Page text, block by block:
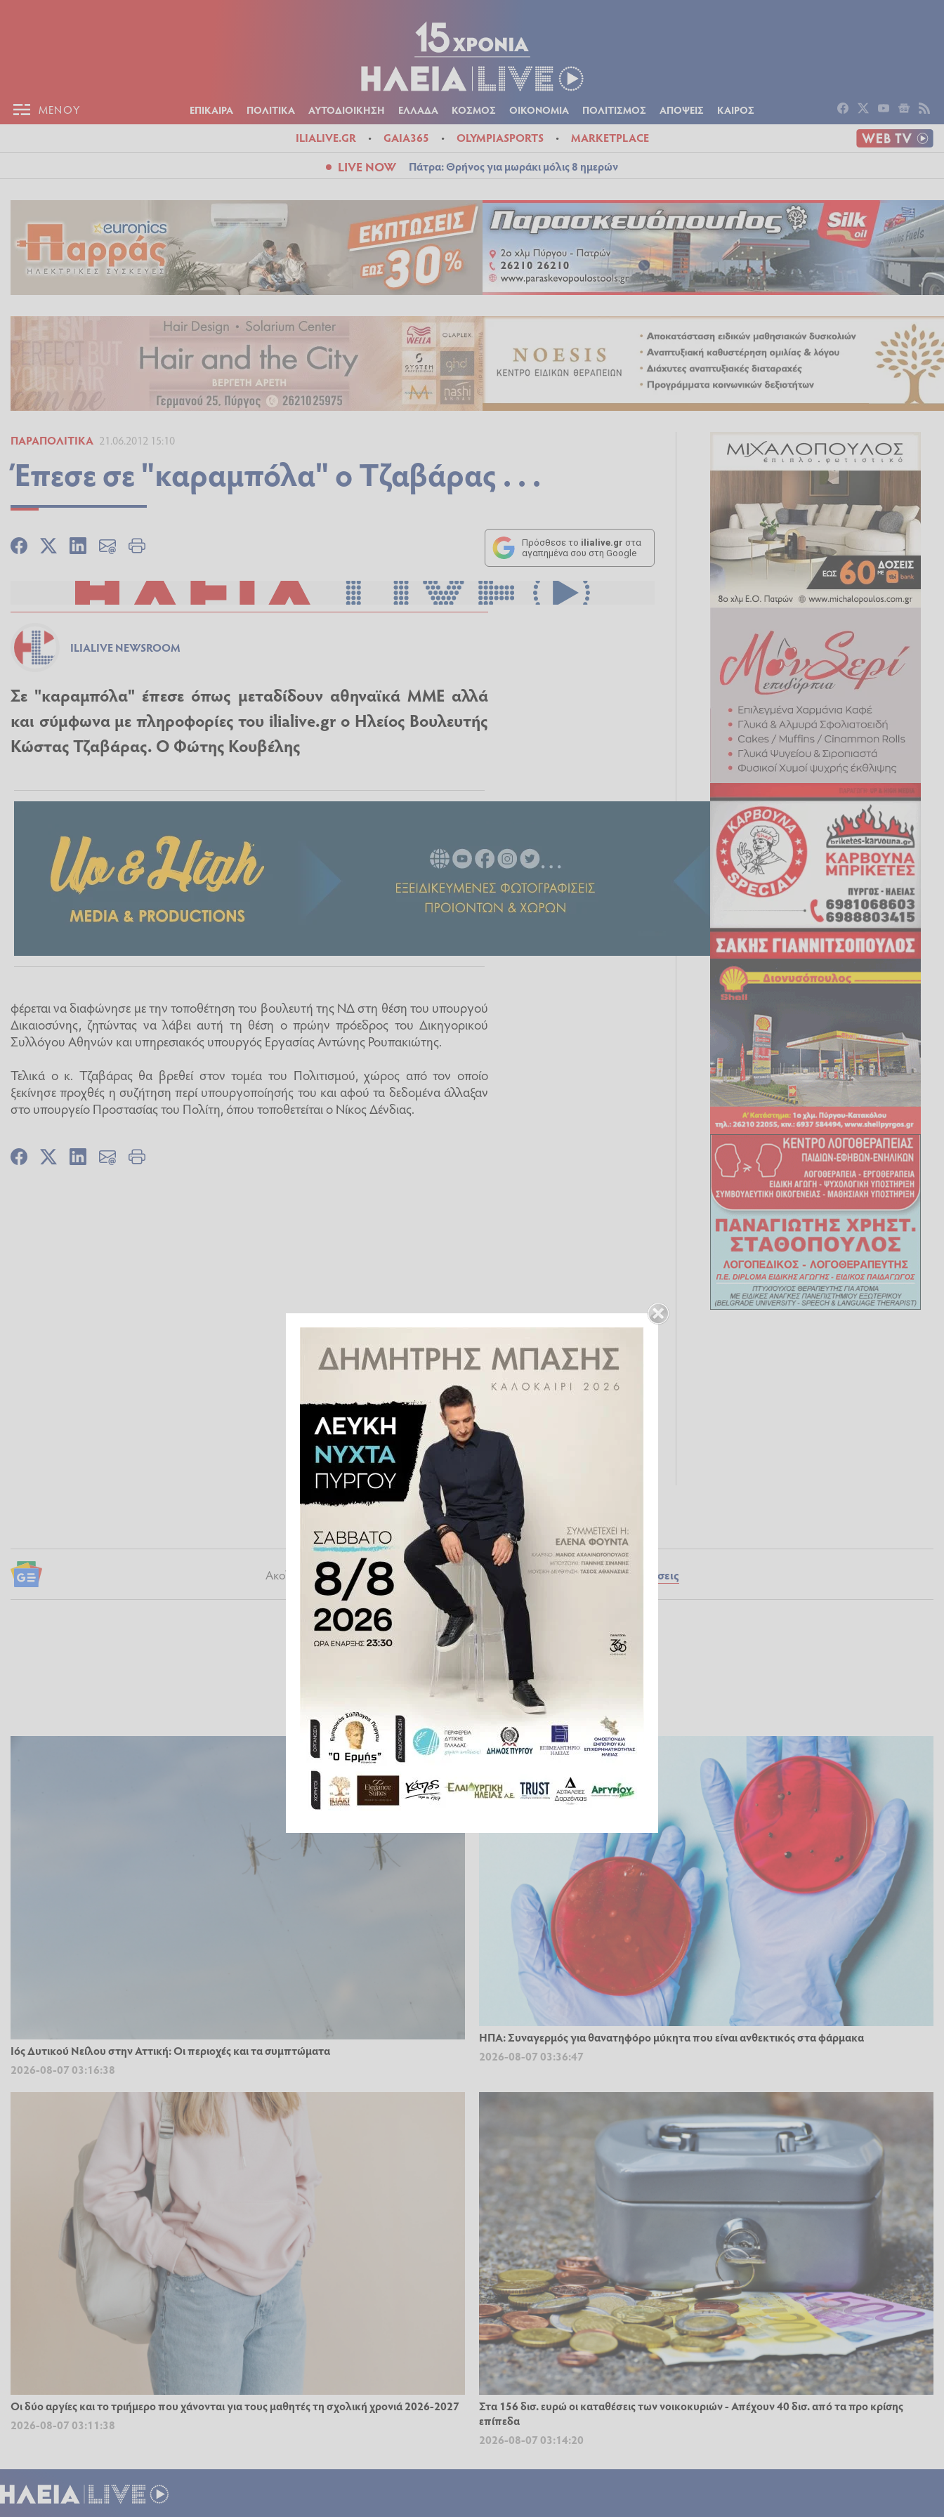
ΜΕΝΟΥ ΕΠΙΚΑΙΡΑ ΠΟΛΙΤΙΚΑ ΑΥΤΟΔΙΟΙΚΗΣΗ ΕΛΛΑΔΑ ΚΟΣΜΟΣ ΟΙΚΟΝΟΜΙΑ ΠΟΛΙΤΙΣΜΟΣ ΑΠΟΨΕΙΣ ΚΑΙΡΟΣ
ILIALIVE.GR GAIA365 OLYMPIASPORTS MARKETPLACE
LIVE NOW Πάτρα: Θρήνος για μωράκι μόλις 8 ημερών
ΠΑΡΑΠΟΛΙΤΙΚΆ 21.06.2012 15:10
Έπεσε σε "καραμπόλα" ο Τζαβάρας . . .
Πρόσθεσε το ilialive.gr στα
αγαπημένα σου στη Google
ILIALIVE NEWSROOM
Σε "καραμπόλα" έπεσε όπως μεταδίδουν αθηναϊκά ΜΜΕ αλλά
και σύμφωνα με πληροφορίες του ilialive.gr ο Ηλείος Βουλευτής
Κώστας Τζαβάρας. Ο Φώτης Κουβέλης
φέρεται να διαφώνησε με την τοποθέτηση του βουλευτή της ΝΔ στη θέση του υπουργού
Δικαιοσύνης, ζητώντας να λάβει αυτή τη θέση ο πρώην πρόεδρος του Δικηγορικού
Συλλόγου Αθηνών και υπηρεσιακός υπουργός Εργασίας Αντώνης Ρουπακιώτης.
Τελικά ο κ. Τζαβάρας θα βρεθεί στον τομέα του Πολιτισμού, χώρος από τον οποίο
ξεκίνησε προχθές η συζήτηση περί υπουργοποίησής του και αφού τα δεδομένα άλλαξαν
στο υπουργείο Προστασίας του Πολίτη, όπου τοποθετείται ο Νίκος Δένδιας.
Ακολουθήστε το ilialive.gr στο Google News και μάθετε πρώτοι όλες τις Ειδήσεις
ΕΙΔΗΣΕΙΣ ΑΠΟΚΛΕΙΣΤΙΚΑ ΣΤΟ
Ιός Δυτικού Νείλου στην Αττική: Οι περιοχές και τα συμπτώματα
2026-08-07 03:16:38
ΗΠΑ: Συναγερμός για θανατηφόρο μύκητα που είναι ανθεκτικός στα φάρμακα
2026-08-07 03:36:47
Οι δύο αργίες και το τριήμερο που χάνονται για τους μαθητές τη σχολική χρονιά 2026-2027
2026-08-07 03:11:38
Στα 156 δισ. ευρώ οι καταθέσεις των νοικοκυριών - Απέχουν 40 δισ. από τα προ κρίσης
επίπεδα
2026-08-07 03:14:20